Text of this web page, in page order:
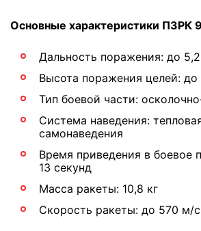
Основные характеристики ПЗРК
Дальность поражения: до
Высота поражения целей:
Тип боевой части:
Система наведения:
самонаведения
Время приведения в боевое
13 секунд
Масса ракеты: 10,8 кг
Скорость ракеты: до 570 м/с